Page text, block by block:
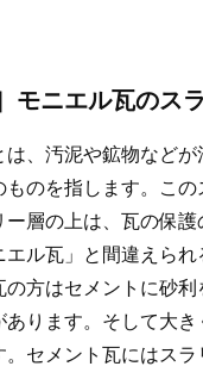
モニエル瓦のス
は、汚泥や鉱物など
のを指します。こ
層の上は、瓦の保
ル瓦」と間違えら
の方はセメントに砂
あります。そして大
。セメント瓦にはス